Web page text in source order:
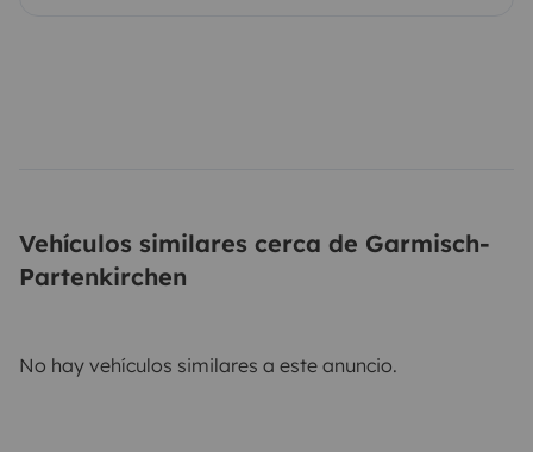
Vehículos similares cerca de Garmisch-
Partenkirchen
No hay vehículos similares a este anuncio.